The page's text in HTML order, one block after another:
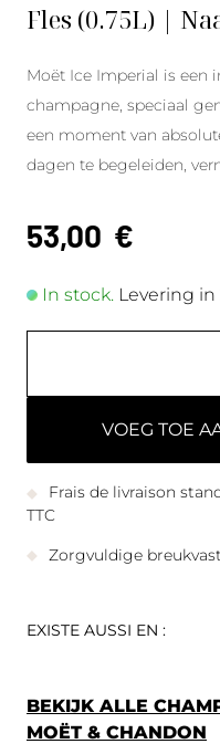
Fles (0.75L) |
Moët Ice Imperial is een
champagne, speciaal
een moment van
dagen te begeleiden,
53,00 €
In stock. Levering
VOEG TOE
Frais de livraison
TTC
Zorgvuldige
EXISTE AUSSI EN :
BEKIJK ALLE
MOËT & CHANDON